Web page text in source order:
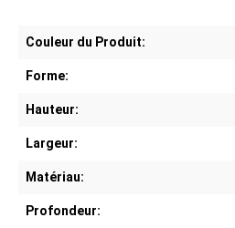
Couleur du Produit:
Forme:
Hauteur:
Largeur:
Matériau:
Profondeur: